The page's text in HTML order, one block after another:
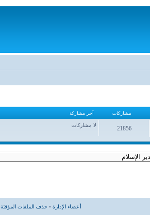
مشاركات آخر مشاركة
21856
مشاركات
لا مشاركات
أعضاء الإدارة • حذف الملفات المؤقتة